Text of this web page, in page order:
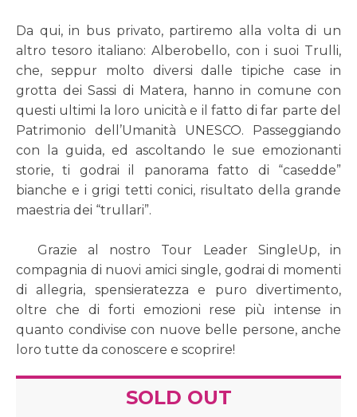
Da qui, in bus privato, partiremo alla volta di un
altro tesoro italiano: Alberobello, con i suoi Trulli,
che, seppur molto diversi dalle tipiche case in
grotta dei Sassi di Matera, hanno in comune con
questi ultimi la loro unicità e il fatto di far parte del
Patrimonio dell’Umanità UNESCO. Passeggiando
con la guida, ed ascoltando le sue emozionanti
storie, ti godrai il panorama fatto di “casedde”
bianche e i grigi tetti conici, risultato della grande
maestria dei “trullari”.
Grazie al nostro Tour Leader SingleUp, in
compagnia di nuovi amici single, godrai di momenti
di allegria, spensieratezza e puro divertimento,
oltre che di forti emozioni rese più intense in
quanto condivise con nuove belle persone, anche
loro tutte da conoscere e scoprire!
SOLD OUT